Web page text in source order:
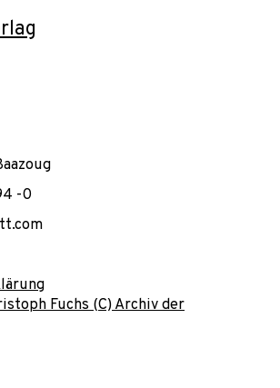
-0
Fuchs (C) Archiv der